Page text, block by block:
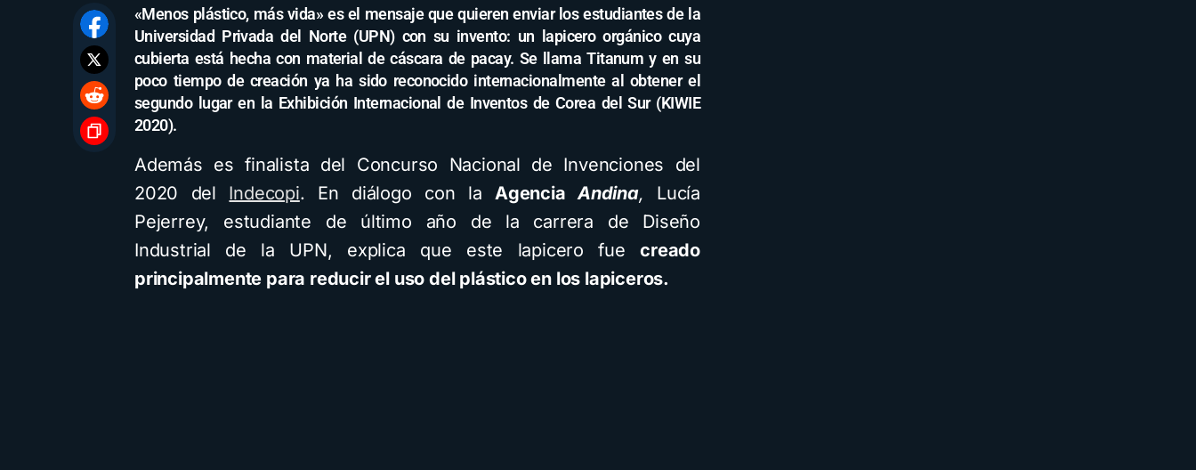
«Menos plástico, más vida» es el mensaje que quieren enviar los estudiantes de la
Universidad Privada del Norte (UPN) con su invento: un lapicero orgánico cuya
cubierta está hecha con material de cáscara de pacay. Se llama Titanum y en su
poco tiempo de creación ya ha sido reconocido internacionalmente al obtener el
segundo lugar en la Exhibición Internacional de Inventos de Corea del Sur (KIWIE
2020).
Además es finalista del Concurso Nacional de Invenciones del
2020 del Indecopi. En diálogo con la AgenciaAndina, Lucía
Pejerrey, estudiante de último año de la carrera de Diseño
Industrial de la UPN, explica que este lapicero fuecreado
principalmente para reducir el uso del plástico en los lapiceros.